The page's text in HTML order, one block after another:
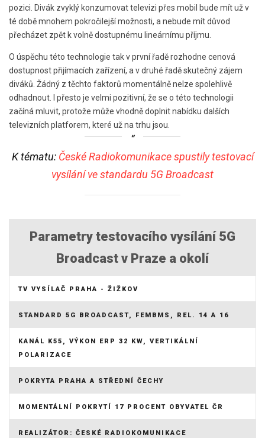
pozici. Divák zvyklý konzumovat televizi přes mobil bude mít už v
té době mnohem pokročilejší možnosti, a nebude mít důvod
přecházet zpět k volně dostupnému lineárnímu příjmu.
O úspěchu této technologie tak v první řadě rozhodne cenová
dostupnost přijímacích zařízení, a v druhé řadě skutečný zájem
diváků. Žádný z těchto faktorů momentálně nelze spolehlivě
odhadnout. I přesto je velmi pozitivní, že se o této technologii
začíná mluvit, protože může vhodně doplnit nabídku dalších
televizních platforem, které už na trhu jsou.
K tématu: České Radiokomunikace spustily testovací
vysílání ve standardu 5G Broadcast
Parametry testovacího vysílání 5G
Broadcast v Praze a okolí
TV VYSÍLAČ PRAHA - ŽIŽKOV
STANDARD 5G BROADCAST, FEMBMS, REL. 14 A 16
KANÁL K55, VÝKON ERP 32 KW, VERTIKÁLNÍ
POLARIZACE
POKRYTA PRAHA A STŘEDNÍ ČECHY
MOMENTÁLNÍ POKRYTÍ 17 PROCENT OBYVATEL ČR
REALIZÁTOR: ČESKÉ RADIOKOMUNIKACE